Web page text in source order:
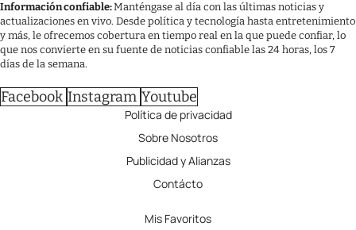
Información confiable:Manténgase al día con las últimas noticias y
actualizaciones en vivo. Desde política y tecnología hasta entretenimiento
y más, le ofrecemos cobertura en tiempo real en la que puede confiar, lo
que nos convierte en su fuente de noticias confiable las 24 horas, los 7
días de la semana.
Facebook Instagram Youtube
Política de privacidad
Sobre Nosotros
Publicidad y Alianzas
Contácto
Mis Favoritos